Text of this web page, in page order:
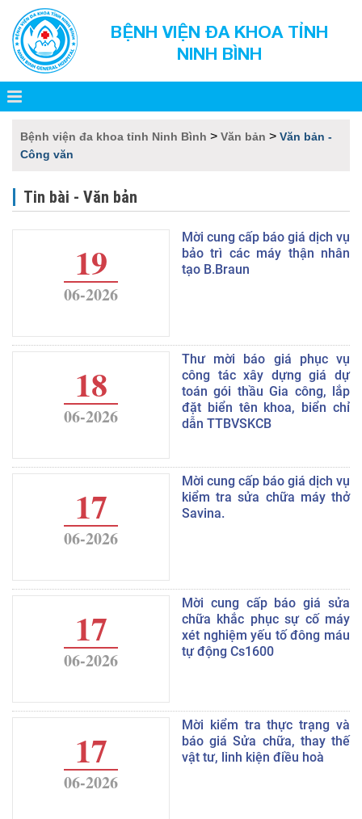
BỆNH VIỆN ĐA KHOA TỈNH
NINH BÌNH
Bệnh viện đa khoa tỉnh Ninh Bình > Văn bản > Văn bản -
Công văn
Tin bài - Văn bản
19
06-2026
Mời cung cấp báo giá dịch vụ
bảo trì các máy thận nhân
tạo B.Braun
18
06-2026
Thư mời báo giá phục vụ
công tác xây dựng giá dự
toán gói thầu Gia công, lắp
đặt biển tên khoa, biển chỉ
dẫn TTBVSKCB
17
06-2026
Mời cung cấp báo giá dịch vụ
kiểm tra sửa chữa máy thở
Savina.
17
06-2026
Mời cung cấp báo giá sửa
chữa khắc phục sự cố máy
xét nghiệm yếu tố đông máu
tự động Cs1600
17
06-2026
Mời kiểm tra thực trạng và
báo giá Sửa chữa, thay thế
vật tư, linh kiện điều hoà